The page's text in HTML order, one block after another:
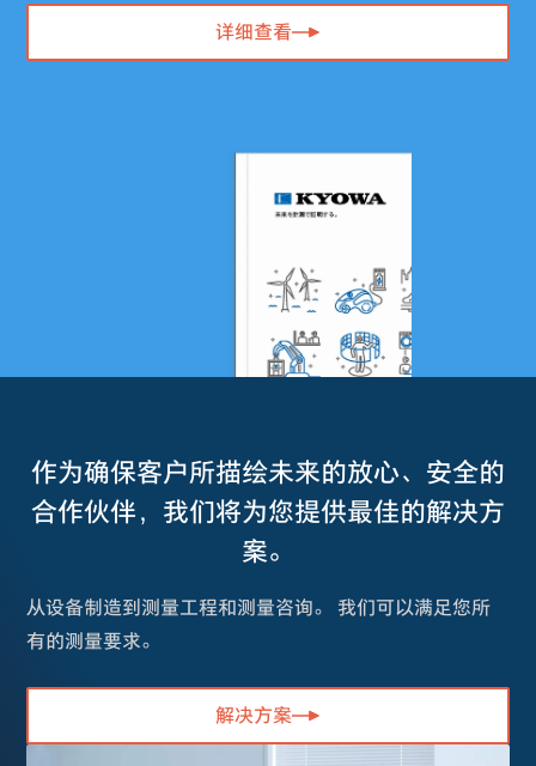
详细查看
作为确保客户所描绘未来的放心、安全的
合作伙伴，我们将为您提供最佳的解决方
案。
从设备制造到测量工程和测量咨询。 我们可以满足您所
有的测量要求。
解决方案